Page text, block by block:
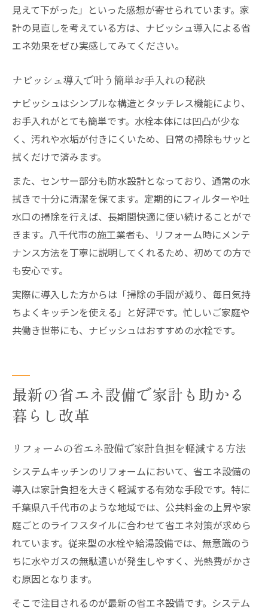
見えて下がった」といった感想が寄せられています。家
計の見直しを考えている方は、ナビッシュ導入による省
エネ効果をぜひ実感してみてください。
ナビッシュ導入で叶う簡単お手入れの秘訣
ナビッシュはシンプルな構造とタッチレス機能により、
お手入れがとても簡単です。水栓本体には凹凸が少な
く、汚れや水垢が付きにくいため、日常の掃除もサッと
拭くだけで済みます。
また、センサー部分も防水設計となっており、通常の水
拭きで十分に清潔を保てます。定期的にフィルターや吐
水口の掃除を行えば、長期間快適に使い続けることがで
きます。八千代市の施工業者も、リフォーム時にメンテ
ナンス方法を丁寧に説明してくれるため、初めての方で
も安心です。
実際に導入した方からは「掃除の手間が減り、毎日気持
ちよくキッチンを使える」と好評です。忙しいご家庭や
共働き世帯にも、ナビッシュはおすすめの水栓です。
最新の省エネ設備で家計も助かる
暮らし改革
リフォームの省エネ設備で家計負担を軽減する方法
システムキッチンのリフォームにおいて、省エネ設備の
導入は家計負担を大きく軽減する有効な手段です。特に
千葉県八千代市のような地域では、公共料金の上昇や家
庭ごとのライフスタイルに合わせて省エネ対策が求めら
れています。従来型の水栓や給湯設備では、無意識のう
ちに水やガスの無駄遣いが発生しやすく、光熱費がかさ
む原因となります。
そこで注目されるのが最新の省エネ設備です。システム